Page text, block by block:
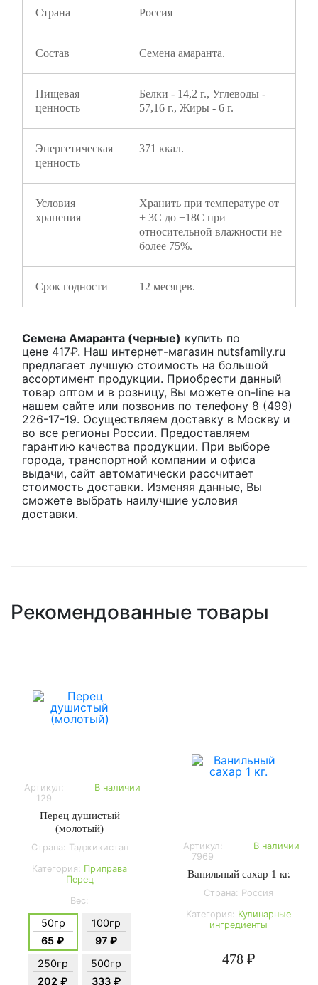
Страна Россия
Состав Семена амаранта.
Пищевая
ценность
Белки - 14,2 г., Углеводы -
57,16 г., Жиры - 6 г.
Энергетическая
ценность
371 ккал.
Условия
хранения
Хранить при температуре от
+ 3С до +18С при
относительной влажности не
более 75%.
Срок годности 12 месяцев.
Семена Амаранта (черные) купить по
цене 417₽. Наш интернет-магазин nutsfamily.ru
предлагает лучшую стоимость на большой
ассортимент продукции. Приобрести данный
товар оптом и в розницу, Вы можете on-line на
нашем сайте или позвонив по телефону 8 (499)
226-17-19. Осуществляем доставку в Москву и
во все регионы России. Предоставляем
гарантию качества продукции. При выборе
города, транспортной компании и офиса
выдачи, сайт автоматически рассчитает
стоимость доставки. Изменяя данные, Вы
сможете выбрать наилучшие условия
доставки.
Рекомендованные товары
Артикул:
129
В наличии
Перец душистый
(молотый)
Страна: Таджикистан
Категория: Приправа
Перец
Вес:
50гр
65 ₽
100гр
97 ₽
250гр
202 ₽
500гр
333 ₽
Артикул:
7969
В наличии
Ванильный сахар 1 кг.
Страна: Россия
Категория: Кулинарные
ингредиенты
478 ₽